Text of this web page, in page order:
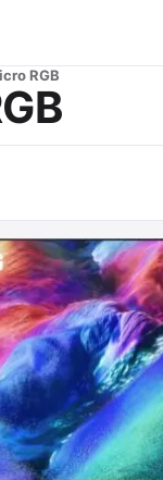
RGB